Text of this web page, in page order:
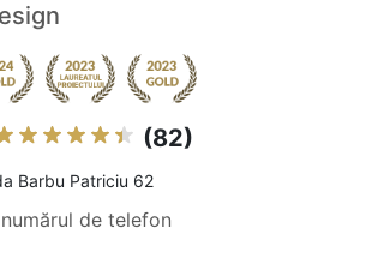
(82)
Barbu Patriciu 62
de telefon